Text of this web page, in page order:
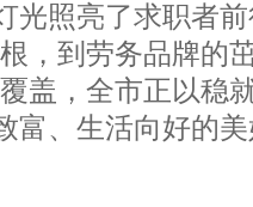
光照亮了求职者
，到劳务品牌的
盖，全市正以稳
富、生活向好的